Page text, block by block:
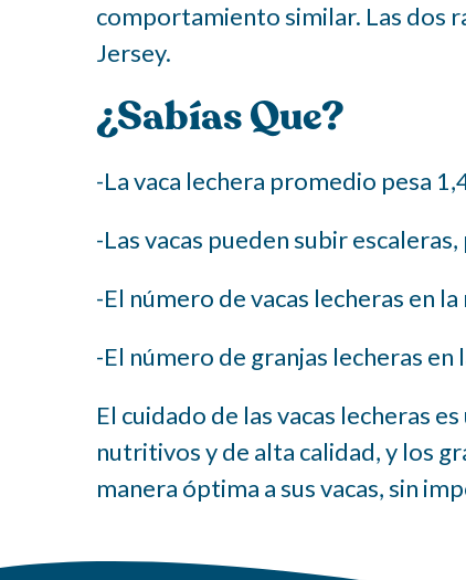
comportamiento similar. Las dos
Jersey.
¿Sabías Que?
-La vaca lechera promedio pesa
-Las vacas pueden subir
-El número de vacas lecheras en
-El número de granjas lecheras
El cuidado de las vacas lecheras
nutritivos y de alta calidad, y los
manera óptima a sus vacas, sin